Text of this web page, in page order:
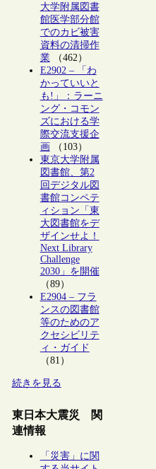
大学附属図書
館医学部分館
でのカビ被害
資料の清掃作
業（462）
E2902 – 「わ
かっていいと
も!」：ラーニ
ング・コモン
ズにおける学
際交流支援企
画 （103）
東京大学附属
図書館、第2
回デジタル図
書館コンペテ
ィション「東
大図書館をデ
ザインせよ！
Next Library
Challenge
2030」を開催
（89）
E2904 – フラ
ンスの図書館
等のためのア
クセシビリテ
ィ・ガイド
（81）
続きを見る
東日本大震災 関
連情報
「災害」に関